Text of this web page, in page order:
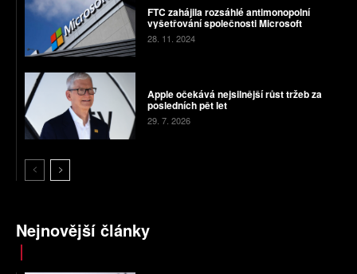
FTC zahájila rozsáhlé antimonopolní
vyšetřování společnosti Microsoft
28. 11. 2024
Apple očekává nejsilnější růst tržeb za
posledních pět let
29. 7. 2026
Nejnovější články